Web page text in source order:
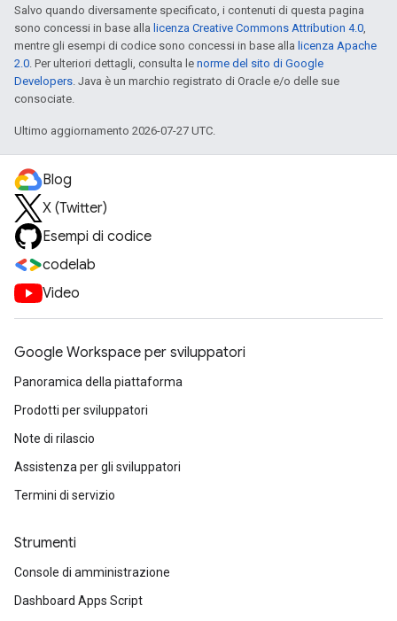
Salvo quando diversamente specificato, i contenuti di questa pagina
sono concessi in base alla licenza Creative Commons Attribution 4.0,
mentre gli esempi di codice sono concessi in base alla licenza Apache
2.0. Per ulteriori dettagli, consulta le norme del sito di Google
Developers. Java è un marchio registrato di Oracle e/o delle sue
consociate.
Ultimo aggiornamento 2026-07-27 UTC.
Blog
X (Twitter)
Esempi di codice
codelab
Video
Google Workspace per sviluppatori
Panoramica della piattaforma
Prodotti per sviluppatori
Note di rilascio
Assistenza per gli sviluppatori
Termini di servizio
Strumenti
Console di amministrazione
Dashboard Apps Script